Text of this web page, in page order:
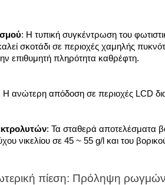
: Η τυπική συγκέντρωση του
σκοτάδι σε περιοχές χαμηλής
επιθυμητή πληρότητα καθρέφτη.
Η ανώτερη απόδοση σε περιοχές LCD
: Τα σταθερά αποτελέσματα
νικελίου σε 45 ~ 55 g/l και του
πίεση: Πρόληψη